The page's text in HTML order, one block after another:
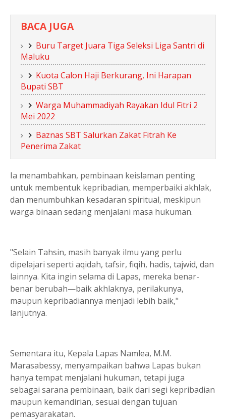
BACA JUGA
Buru Target Juara Tiga Seleksi Liga Santri di
Maluku
Kuota Calon Haji Berkurang, Ini Harapan
Bupati SBT
Warga Muhammadiyah Rayakan Idul Fitri 2
Mei 2022
Baznas SBT Salurkan Zakat Fitrah Ke
Penerima Zakat
Ia menambahkan, pembinaan keislaman penting
untuk membentuk kepribadian, memperbaiki akhlak,
dan menumbuhkan kesadaran spiritual, meskipun
warga binaan sedang menjalani masa hukuman.
"Selain Tahsin, masih banyak ilmu yang perlu
dipelajari seperti aqidah, tafsir, fiqih, hadis, tajwid, dan
lainnya. Kita ingin selama di Lapas, mereka benar-
benar berubah—baik akhlaknya, perilakunya,
maupun kepribadiannya menjadi lebih baik,"
lanjutnya.
Sementara itu, Kepala Lapas Namlea, M.M.
Marasabessy, menyampaikan bahwa Lapas bukan
hanya tempat menjalani hukuman, tetapi juga
sebagai sarana pembinaan, baik dari segi kepribadian
maupun kemandirian, sesuai dengan tujuan
pemasyarakatan.